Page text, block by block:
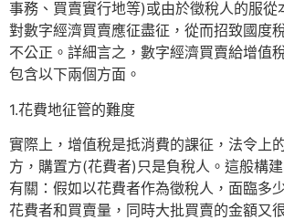
事務、買賣實行地等)或由於徵稅人的服從
對數字經濟買賣應征盡征，從而招致國度
不公正。詳細言之，數字經濟買賣給增值
包含以下兩個方面。
1.花費地征管的難度
實際上，增值稅是抵消費的課征，法令上
方，購置方(花費者)只是負稅人。這般構
有關：假如以花費者作為徵稅人，面臨多
花費者和買賣量，同時大批買賣的金額又